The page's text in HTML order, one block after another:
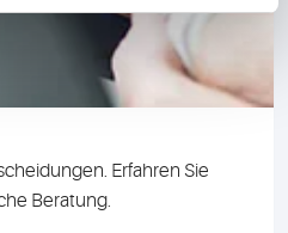
Erfahren Sie
Beratung.